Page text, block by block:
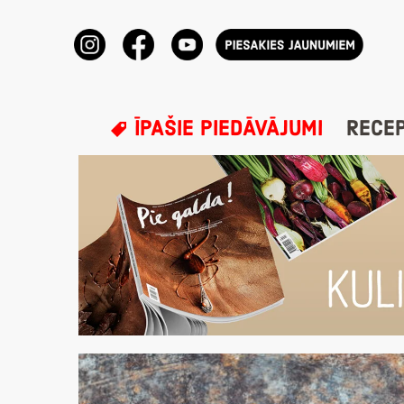
ĪPAŠIE PIEDĀVĀJUMI